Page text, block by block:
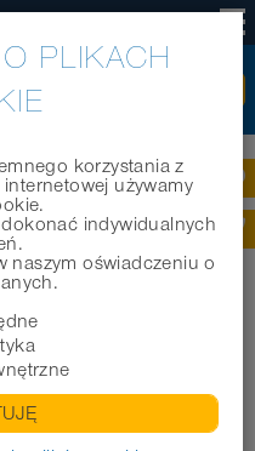
| AD-K 180
PLIKACH
korzystania z
używamy
indywidualnych
naszym oświadczeniu o